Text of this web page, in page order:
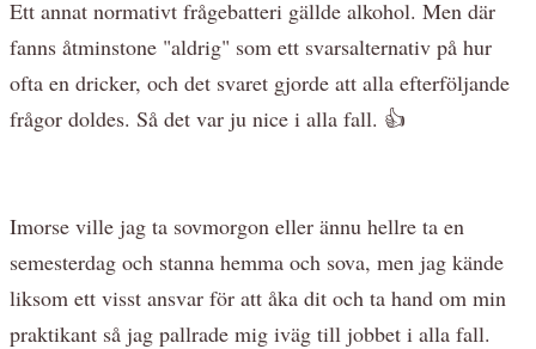
Ett annat normativt frågebatteri gällde alkohol. Men där
fanns åtminstone "aldrig" som ett svarsalternativ på hur
ofta en dricker, och det svaret gjorde att alla efterföljande
frågor doldes. Så det var ju nice i alla fall. 👍
Imorse ville jag ta sovmorgon eller ännu hellre ta en
semesterdag och stanna hemma och sova, men jag kände
liksom ett visst ansvar för att åka dit och ta hand om min
praktikant så jag pallrade mig iväg till jobbet i alla fall.